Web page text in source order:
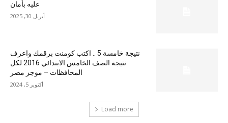
عليه بأمان
أبريل 30, 2025
نتيجة خامسة 5 .. اكتب كومنت برقمك واعرف
نتيجة الصف الخامس الابتدائي 2016 لكل
المحافظات – موجز مصر
أكتوبر 5, 2024
Load more